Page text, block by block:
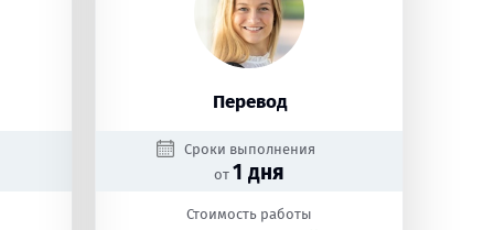
Перевод
Сроки выполнения
от 1 дня
Стоимость работы